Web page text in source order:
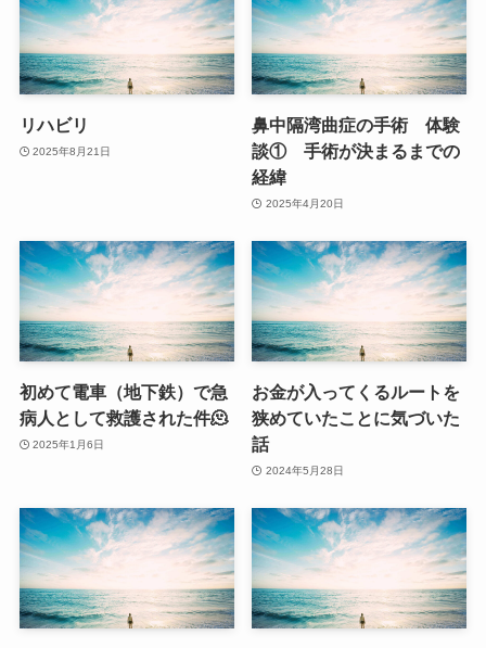
リハビリ
2025年8月21日
鼻中隔湾曲症の手術 体験
談① 手術が決まるまでの
経緯
2025年4月20日
初めて電車（地下鉄）で急
病人として救護された件🫠
2025年1月6日
お金が入ってくるルートを
狭めていたことに気づいた
話
2024年5月28日